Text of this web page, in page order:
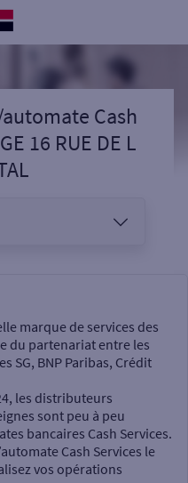
Cash
16 RUE DE L
marque de services des
du partenariat entre les
SG, BNP Paribas, Crédit
les distributeurs
sont peu à peu
bancaires Cash Services.
Cash Services le
vos opérations